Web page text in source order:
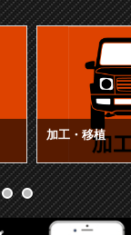

前へ

次へ

検索
加工・移植